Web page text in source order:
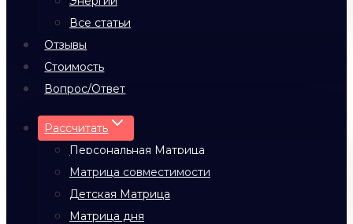
Все статьи
Отзывы
Стоимость
Вопрос/Ответ
Рассчитать
Персональная Матрица
Матрица совместимости
Детская Матрица
Матрица дня